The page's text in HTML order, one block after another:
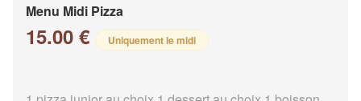
Menu Midi Pizza
15.00 € Uniquement le midi